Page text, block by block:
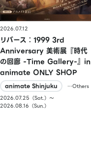
2026.07.12
リバース：1999 3rd
Anniversary 美術展『時代
の回廊 -Time Gallery-』in
animate ONLY SHOP
animate Shinjuku
…Others
2026.07.25（Sat.）〜
2026.08.16（Sun.）